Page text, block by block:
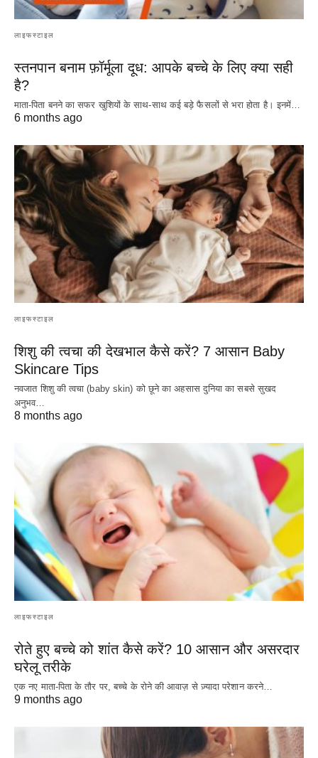
लाइफस्टाइल
स्तनपान बनाम फ़ॉर्मूला दूध: आपके बच्चे के लिए क्या सही
है?
माता-पिता बनने का सफर खुशियों के साथ-साथ कई बड़े फैसलों से भरा होता है। इनमें…
6 months ago
लाइफस्टाइल
शिशु की त्वचा की देखभाल कैसे करें? 7 आसान Baby
Skincare Tips
नवजात शिशु की त्वचा (baby skin) को छूने का अहसास दुनिया का सबसे सुखद
अनुभव…
8 months ago
लाइफस्टाइल
रोते हुए बच्चे को शांत कैसे करें? 10 आसान और असरदार
घरेलू तरीके
एक नए माता-पिता के तौर पर, बच्चे के रोने की आवाज़ से ज़्यादा परेशान करने…
9 months ago